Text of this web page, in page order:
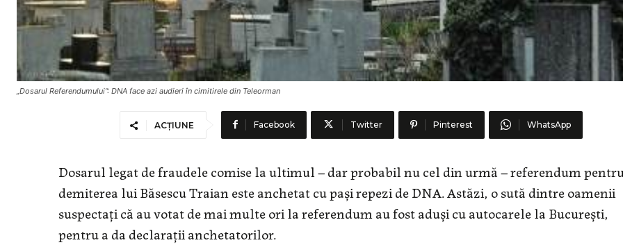
„Dosarul Referendumului”: DNA face azi audieri în cimitirele din Teleorman
ACȚIUNE Facebook Twitter Pinterest WhatsApp
Dosarul legat de fraudele comise la ultimul – dar probabil nu cel din urmă – referendum
demiterea lui Băsescu Traian este anchetat cu paşi repezi de DNA. Astăzi, o sută dintre oamenii
suspectaţi că au votat de mai multe ori la referendum au fost aduşi cu autocarele la Bucureşti,
pentru a da declaraţii anchetatorilor.